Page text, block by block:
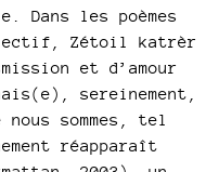
Dans les poèmes
Zétoil katrèr
et d’amour
sereinement,
sommes, tel
réapparaît